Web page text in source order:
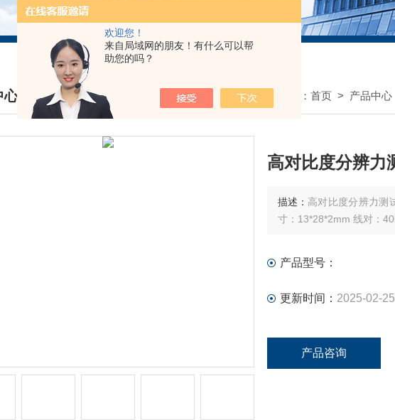
欢迎您！
来自局域网的朋友！有什么可以帮
助您的吗？
心
CENTER
我的位置： 首页 > 产品中心
高对比度分辨力
描述： 高对比度分辨力测
产品型号：
更新时间： 2025-02-25
产品咨询